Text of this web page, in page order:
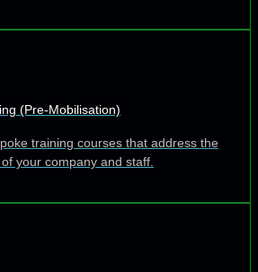
(Pre-Mobilisation)
training courses that address the
your company and staff.